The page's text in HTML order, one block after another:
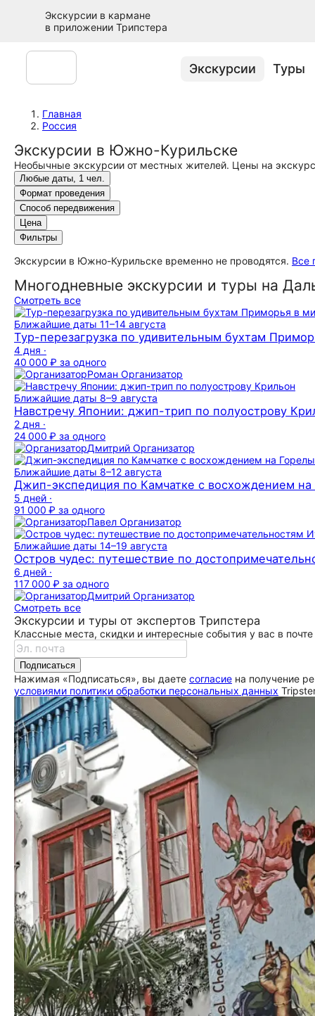
Экскурсии в кармане
в приложении Трипстера
Экскурсии Туры
Главная
Россия
Экскурсии в Южно-Курильске
Необычные экскурсии от местных жителей. Цены на
Любые даты, 1 чел.
Формат проведения
Способ передвижения
Цена
Фильтры
Экскурсии в Южно-Курильске временно не проводятся. Все
Многодневные экскурсии и туры на
Смотреть все
Ближайшие даты 11–14 августа
Тур-перезагрузка по удивительным бухтам
4 дня ·
40 000 ₽ за одного
Роман Организатор
Ближайшие даты 8–9 августа
Навстречу Японии: джип-трип по полуострову
2 дня ·
24 000 ₽ за одного
Дмитрий Организатор
Ближайшие даты 8–12 августа
Джип-экспедиция по Камчатке с восхождением
5 дней ·
91 000 ₽ за одного
Павел Организатор
Ближайшие даты 14–19 августа
Остров чудес: путешествие по
6 дней ·
117 000 ₽ за одного
Дмитрий Организатор
Смотреть все
Экскурсии и туры от экспертов Трипстера
Классные места, скидки и интересные события у вас в почте
Подписаться
Нажимая «Подписаться», вы даете согласие на получение
условиями политики обработки персональных данных